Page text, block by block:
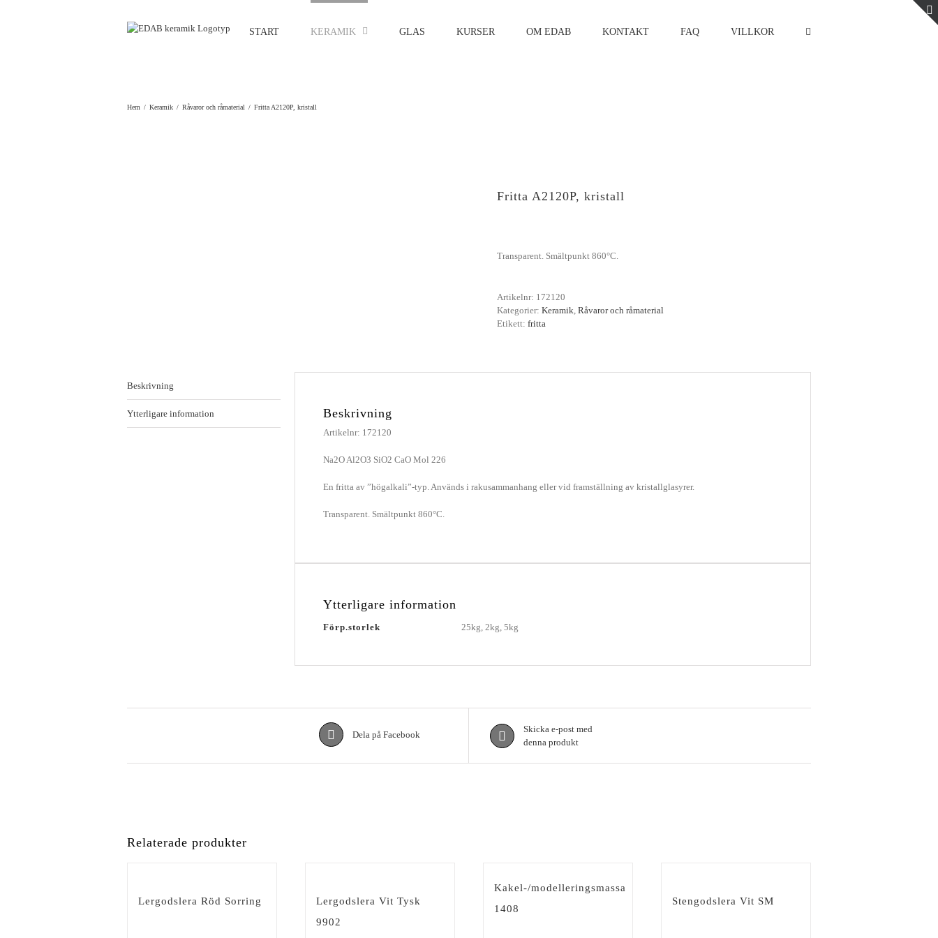
START KERAMIK GLAS KURSER OM EDAB KONTAKT FAQ VILLKOR
Hem Keramik Råvaror och råmaterial Fritta A2120P, kristall
Fritta A2120P, kristall
Transparent. Smältpunkt 860°C.
Artikelnr: 172120
Kategorier: Keramik, Råvaror och råmaterial
Etikett: fritta
Beskrivning
Ytterligare information Beskrivning
Artikelnr: 172120
Na2O Al2O3 SiO2 CaO Mol 226
En fritta av ”högalkali”-typ. Används i rakusammanhang eller vid framställning av kristallglasyrer.
Transparent. Smältpunkt 860°C.
Ytterligare information
Förp.storlek 25kg, 2kg, 5kg
Dela på Facebook
Skicka e-post med
denna produkt
Relaterade produkter
Lergodslera Röd Sorring
Lergodslera Vit Tysk
9902
Kakel-/modelleringsmassa
1408
Stengodslera Vit SM